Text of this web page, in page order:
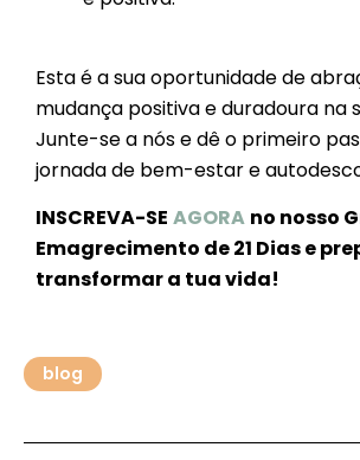
Esta é a sua oportunidade de
mudança positiva e duradoura na
Junte-se a nós e dê o primeiro
jornada de bem-estar e
INSCREVA-SE AGORA no nosso
Emagrecimento de 21 Dias e
transformar a tua vida!
blog